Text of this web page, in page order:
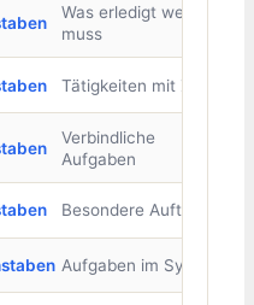
Was erledigt werden
muss
Tätigkeiten mit Ziel
Verbindliche
Aufgaben
Besondere Aufträge
Aufgaben im System